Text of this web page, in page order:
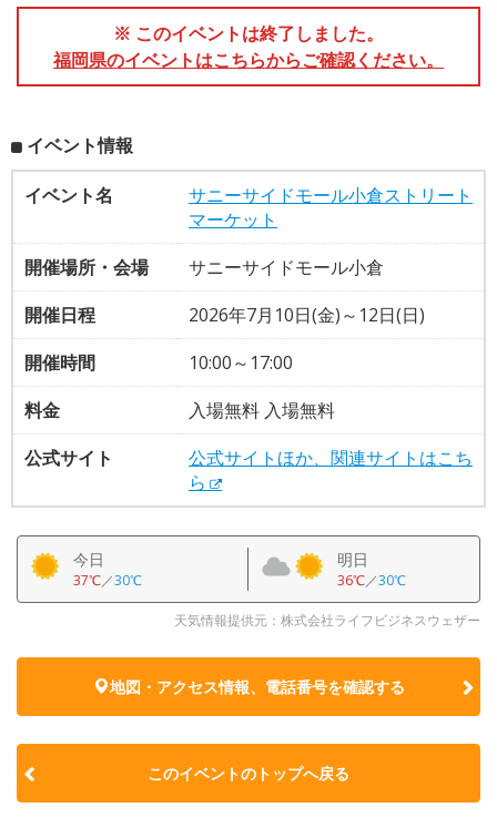
※ このイベントは終了しました。
福岡県のイベントはこちらからご確認ください。
イベント情報
イベント名
サニーサイドモール小倉ストリート
マーケット
開催場所・会場
サニーサイドモール小倉
開催日程
2026年7月10日(金)～12日(日)
開催時間
10:00～17:00
料金
入場無料 入場無料
公式サイト
公式サイトほか、関連サイトはこち
ら
今日
37℃／30℃
明日
36℃／30℃
天気情報提供元：株式会社ライフビジネスウェザー
地図・アクセス情報、電話番号を確認する
このイベントのトップへ戻る